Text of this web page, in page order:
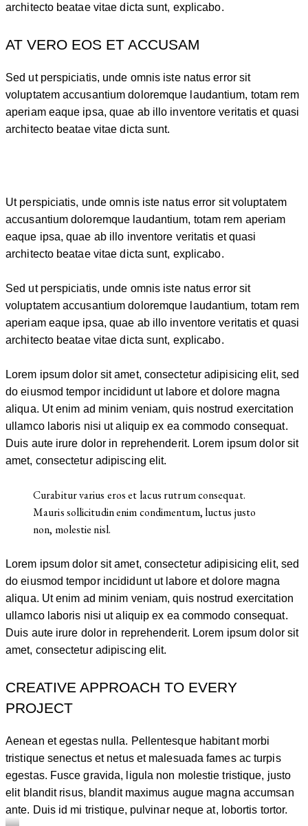
architecto beatae vitae dicta sunt, explicabo.
AT VERO EOS ET ACCUSAM
Sed ut perspiciatis, unde omnis iste natus error sit
voluptatem accusantium doloremque laudantium, totam rem
aperiam eaque ipsa, quae ab illo inventore veritatis et quasi
architecto beatae vitae dicta sunt.
Ut perspiciatis, unde omnis iste natus error sit voluptatem
accusantium doloremque laudantium, totam rem aperiam
eaque ipsa, quae ab illo inventore veritatis et quasi
architecto beatae vitae dicta sunt, explicabo.
Sed ut perspiciatis, unde omnis iste natus error sit
voluptatem accusantium doloremque laudantium, totam rem
aperiam eaque ipsa, quae ab illo inventore veritatis et quasi
architecto beatae vitae dicta sunt, explicabo.
Lorem ipsum dolor sit amet, consectetur adipisicing elit, sed
do eiusmod tempor incididunt ut labore et dolore magna
aliqua. Ut enim ad minim veniam, quis nostrud exercitation
ullamco laboris nisi ut aliquip ex ea commodo consequat.
Duis aute irure dolor in reprehenderit. Lorem ipsum dolor sit
amet, consectetur adipiscing elit.
Curabitur varius eros et lacus rutrum consequat.
Mauris sollicitudin enim condimentum, luctus justo
non, molestie nisl.
Lorem ipsum dolor sit amet, consectetur adipisicing elit, sed
do eiusmod tempor incididunt ut labore et dolore magna
aliqua. Ut enim ad minim veniam, quis nostrud exercitation
ullamco laboris nisi ut aliquip ex ea commodo consequat.
Duis aute irure dolor in reprehenderit. Lorem ipsum dolor sit
amet, consectetur adipiscing elit.
CREATIVE APPROACH TO EVERY
PROJECT
Aenean et egestas nulla. Pellentesque habitant morbi
tristique senectus et netus et malesuada fames ac turpis
egestas. Fusce gravida, ligula non molestie tristique, justo
elit blandit risus, blandit maximus augue magna accumsan
ante. Duis id mi tristique, pulvinar neque at, lobortis tortor.